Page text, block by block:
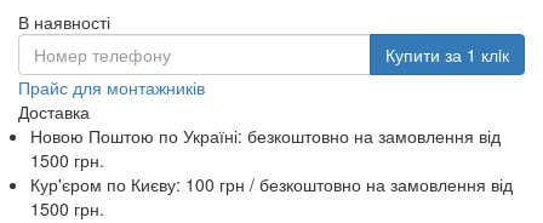
В наявності
Купити за 1 клiк
Прайс для монтажників
Доставка
Новою Поштою по Україні: безкоштовно на замовлення від
1500 грн.
Кур'єром по Києву: 100 грн / безкоштовно на замовлення від
1500 грн.